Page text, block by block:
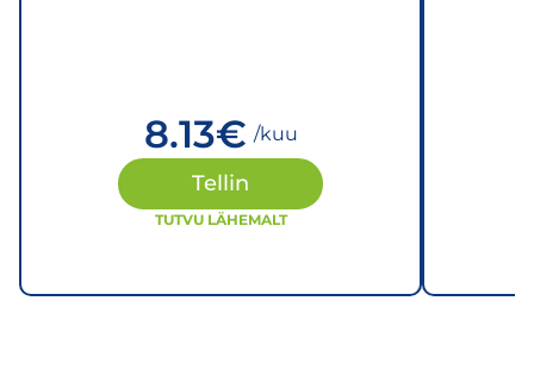
8.13€ /kuu
Tellin
TUTVU LÄHEMALT